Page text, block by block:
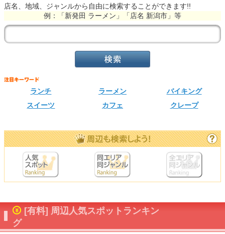
店名、地域、ジャンルから自由に検索することができます!!
例：「新発田 ラーメン」「店名 新潟市」等
ランチ ラーメン
バイキング
スイーツ
カフェ クレープ
[有料] 周辺人気スポットランキン
グ